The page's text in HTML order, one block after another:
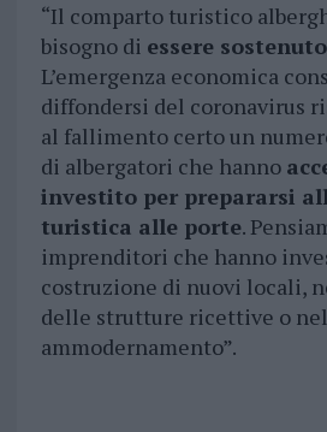
“Il comparto turistico
bisogno di essere
L’emergenza economica
diffondersi del coronavirus
al fallimento certo un
di albergatori che hanno
investito per prepararsi
turistica alle porte.
imprenditori che hanno
costruzione di nuovi locali,
delle strutture ricettive o
ammodernamento”.